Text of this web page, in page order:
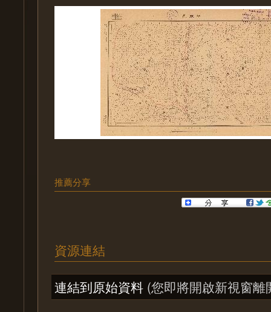
推薦分享
資源連結
連結到原始資料 (您即將開啟新視窗離